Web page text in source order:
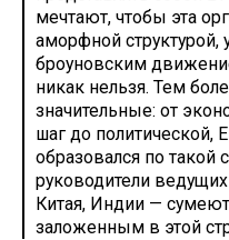
мечтают, чтобы эта
аморфной структурой,
броуновским
никак нельзя. Тем
значительные: от
шаг до политической,
образовался по такой
руководители
Китая, Индии —
заложенным в этой